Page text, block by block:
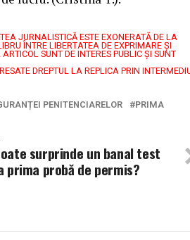
JURNALISTICĂ ESTE EXONERATĂ DE LA
ÎNTRE LIBERTATEA DE EXPRIMARE ŞI
SUNT DE INTERES PUBLIC ȘI SUNT
DREPTUL LA REPLICA PRIN
PENITENCIARELOR PRIMA
surprinde un banal test
prima probă de permis?